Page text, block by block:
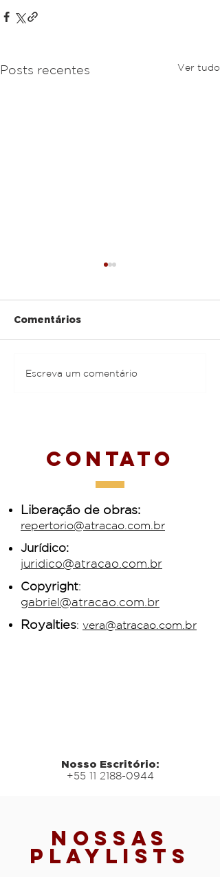
Posts recentes Ver tudo
Itamar Assumpção
Comentários
Escreva um comentário
Contato
Liberação de obras:
repertorio@atracao.com.br
Jurídico:
juridico@atracao.com.br
Copyright:
gabriel@atracao.com.br
Royalties: vera@atracao.com.br
Nosso Escritório:
+55 11 2188-0944
Nossas
Playlists